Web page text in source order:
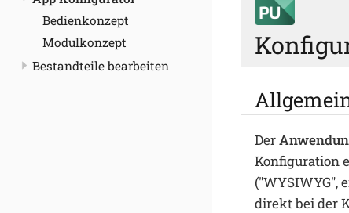
Bedienkonzept
Modulkonzept
Bestandteile bearbeiten
Der
Konfiguration
("WYSIWYG",
direkt bei der